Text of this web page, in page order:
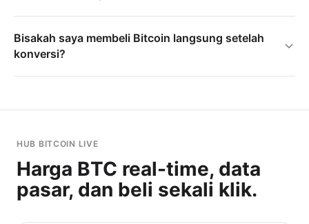
Bisakah saya membeli Bitcoin langsung setelah
konversi?
HUB BITCOIN LIVE
Harga BTC real-time, data
pasar, dan beli sekali klik.